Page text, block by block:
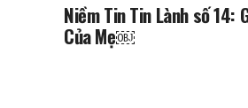
Niềm Tin Tin Lành số 14:
Của Mẹ￼